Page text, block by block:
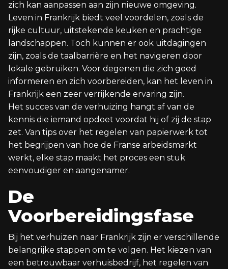
zich kan aanpassen aan zijn nieuwe omgeving.
Leven in Frankrijk biedt veel voordelen, zoals de
rijke cultuur, uitstekende keuken en prachtige
landschappen. Toch kunnen er ook uitdagingen
zijn, zoals de taalbarrière en het navigeren door
lokale gebruiken. Voor degenen die zich goed
informeren en zich voorbereiden, kan het leven in
Frankrijk een zeer verrijkende ervaring zijn.
Het succes van de verhuizing hangt af van de
kennis die iemand opdoet voordat hij of zij de stap
zet. Van tips over het regelen van papierwerk tot
het begrijpen van hoe de Franse arbeidsmarkt
werkt, elke stap maakt het proces een stuk
eenvoudiger en aangenamer.
De
Voorbereidingsfase
Bij het verhuizen naar Frankrijk zijn er verschillende
belangrijke stappen om te volgen. Het kiezen van
een betrouwbaar verhuisbedrijf, het regelen van